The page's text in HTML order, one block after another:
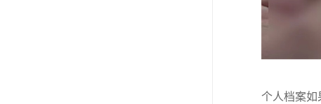
个人档案如